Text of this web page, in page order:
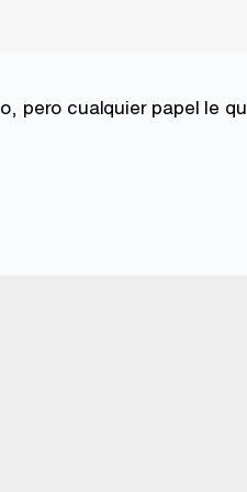
pero cualquier papel le